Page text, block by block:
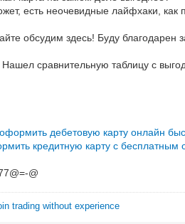
есть неочевидные лайфхаки, как
обсудим здесь! Буду благодарен
Нашел сравнительную таблицу с
оформить дебетовую карту онлайн
кредитную карту с бесплатным
@
trading without experience